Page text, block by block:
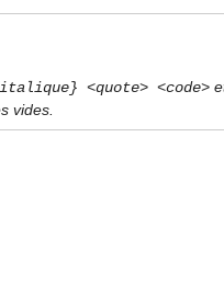
<quote> <code>
vides.